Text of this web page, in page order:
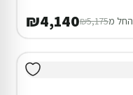
החל מ₪5,175
₪4,140